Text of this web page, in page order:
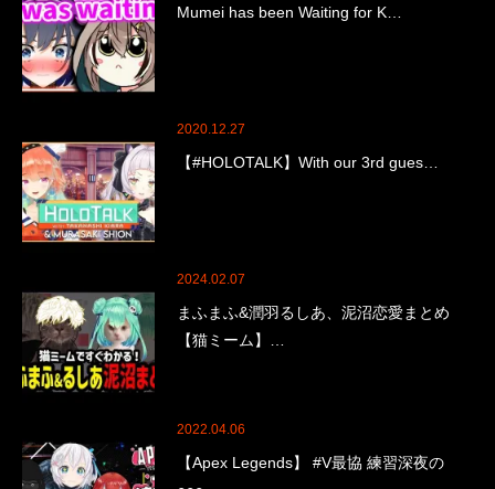
Mumei has been Waiting for K…
2020.12.27
【#HOLOTALK】With our 3rd gues…
2024.02.07
まふまふ&潤羽るしあ、泥沼恋愛まとめ
【猫ミーム】…
2022.04.06
【Apex Legends】 #V最協 練習深夜の